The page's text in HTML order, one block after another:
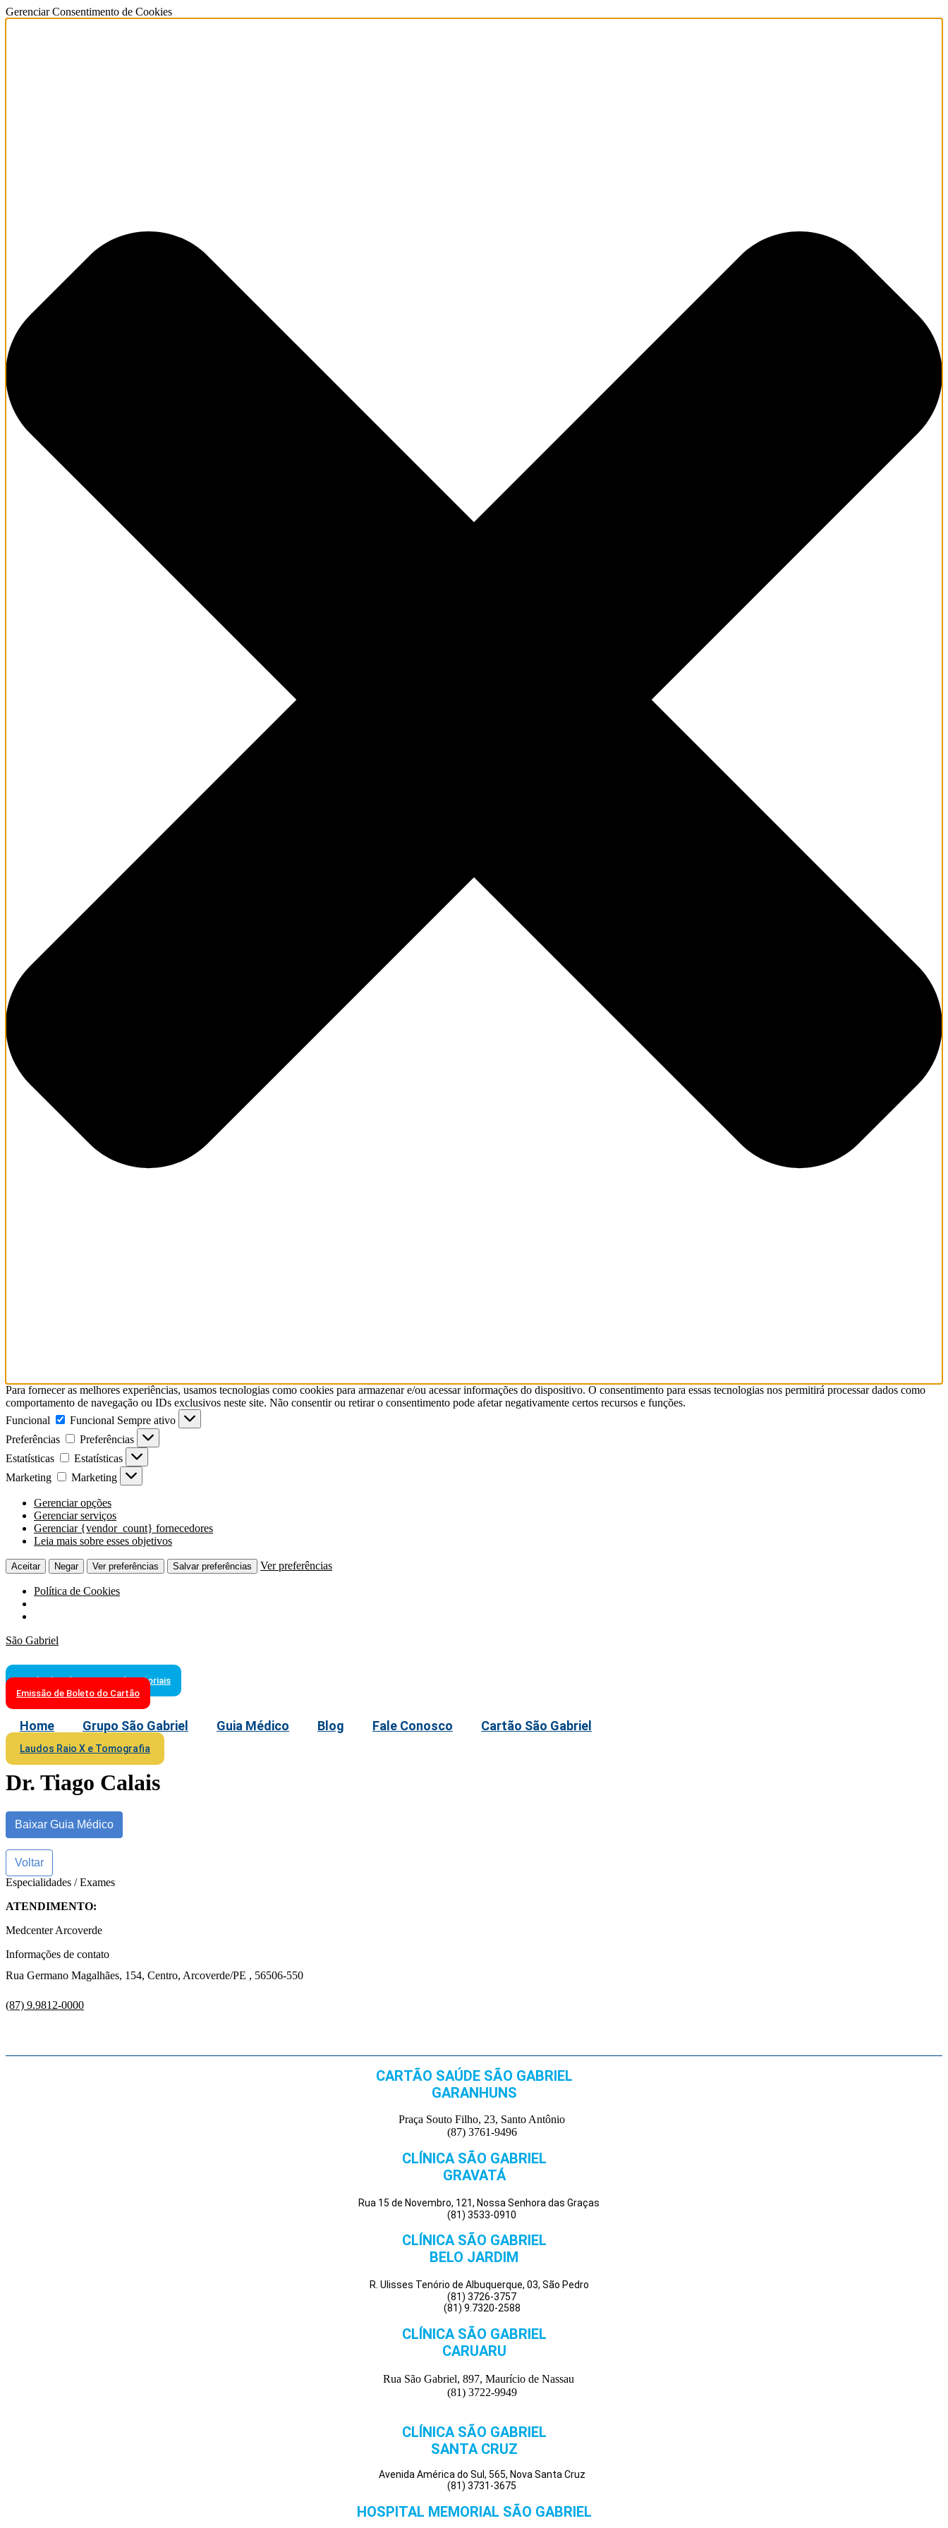
Gerenciar Consentimento de Cookies
Para fornecer as melhores experiências, usamos tecnologias como cookies para armazenar e/ou acessar informações do dispositivo. O consentimento para essas tecnologias nos permitirá processar dados como
comportamento de navegação ou IDs exclusivos neste site. Não consentir ou retirar o consentimento pode afetar negativamente certos recursos e funções.
Funcional
Funcional Sempre ativo
Preferências
Preferências
Estatísticas
Estatísticas
Marketing
Marketing
Gerenciar opções
Gerenciar serviços
Gerenciar {vendor_count} fornecedores
Leia mais sobre esses objetivos
Aceitar Negar Ver preferências Salvar preferências Ver preferências
Política de Cookies
São Gabriel
Resultados de Exames Laboratoriais
Emissão de Boleto do Cartão
Home Grupo São Gabriel Guia Médico Blog Fale Conosco Cartão São Gabriel
Laudos Raio X e Tomografia
Dr. Tiago Calais
Baixar Guia Médico
Voltar
Especialidades / Exames
ATENDIMENTO:
Medcenter Arcoverde
Informações de contato
Rua Germano Magalhães, 154, Centro, Arcoverde/PE , 56506-550
(87) 9.9812-0000
CARTÃO SAÚDE SÃO GABRIEL
GARANHUNS
Praça Souto Filho, 23, Santo Antônio
(87) 3761-9496
CLÍNICA SÃO GABRIEL
GRAVATÁ
Rua 15 de Novembro, 121, Nossa Senhora das Graças
(81) 3533-0910
CLÍNICA SÃO GABRIEL
BELO JARDIM
R. Ulisses Tenório de Albuquerque, 03, São Pedro
(81) 3726-3757
(81) 9.7320-2588
CLÍNICA SÃO GABRIEL
CARUARU
Rua São Gabriel, 897, Maurício de Nassau
(81) 3722-9949
CLÍNICA SÃO GABRIEL
SANTA CRUZ
Avenida América do Sul, 565, Nova Santa Cruz
(81) 3731-3675
HOSPITAL MEMORIAL SÃO GABRIEL